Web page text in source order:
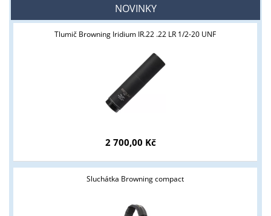
NOVINKY
Tlumič Browning Iridium IR.22 .22 LR 1/2-20 UNF
2 700,00 Kč
Sluchátka Browning compact